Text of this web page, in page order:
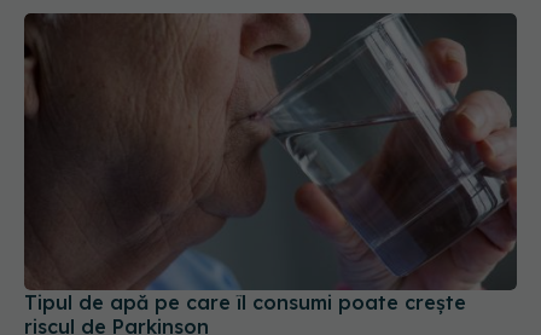
Tipul de apă pe care îl consumi poate crește